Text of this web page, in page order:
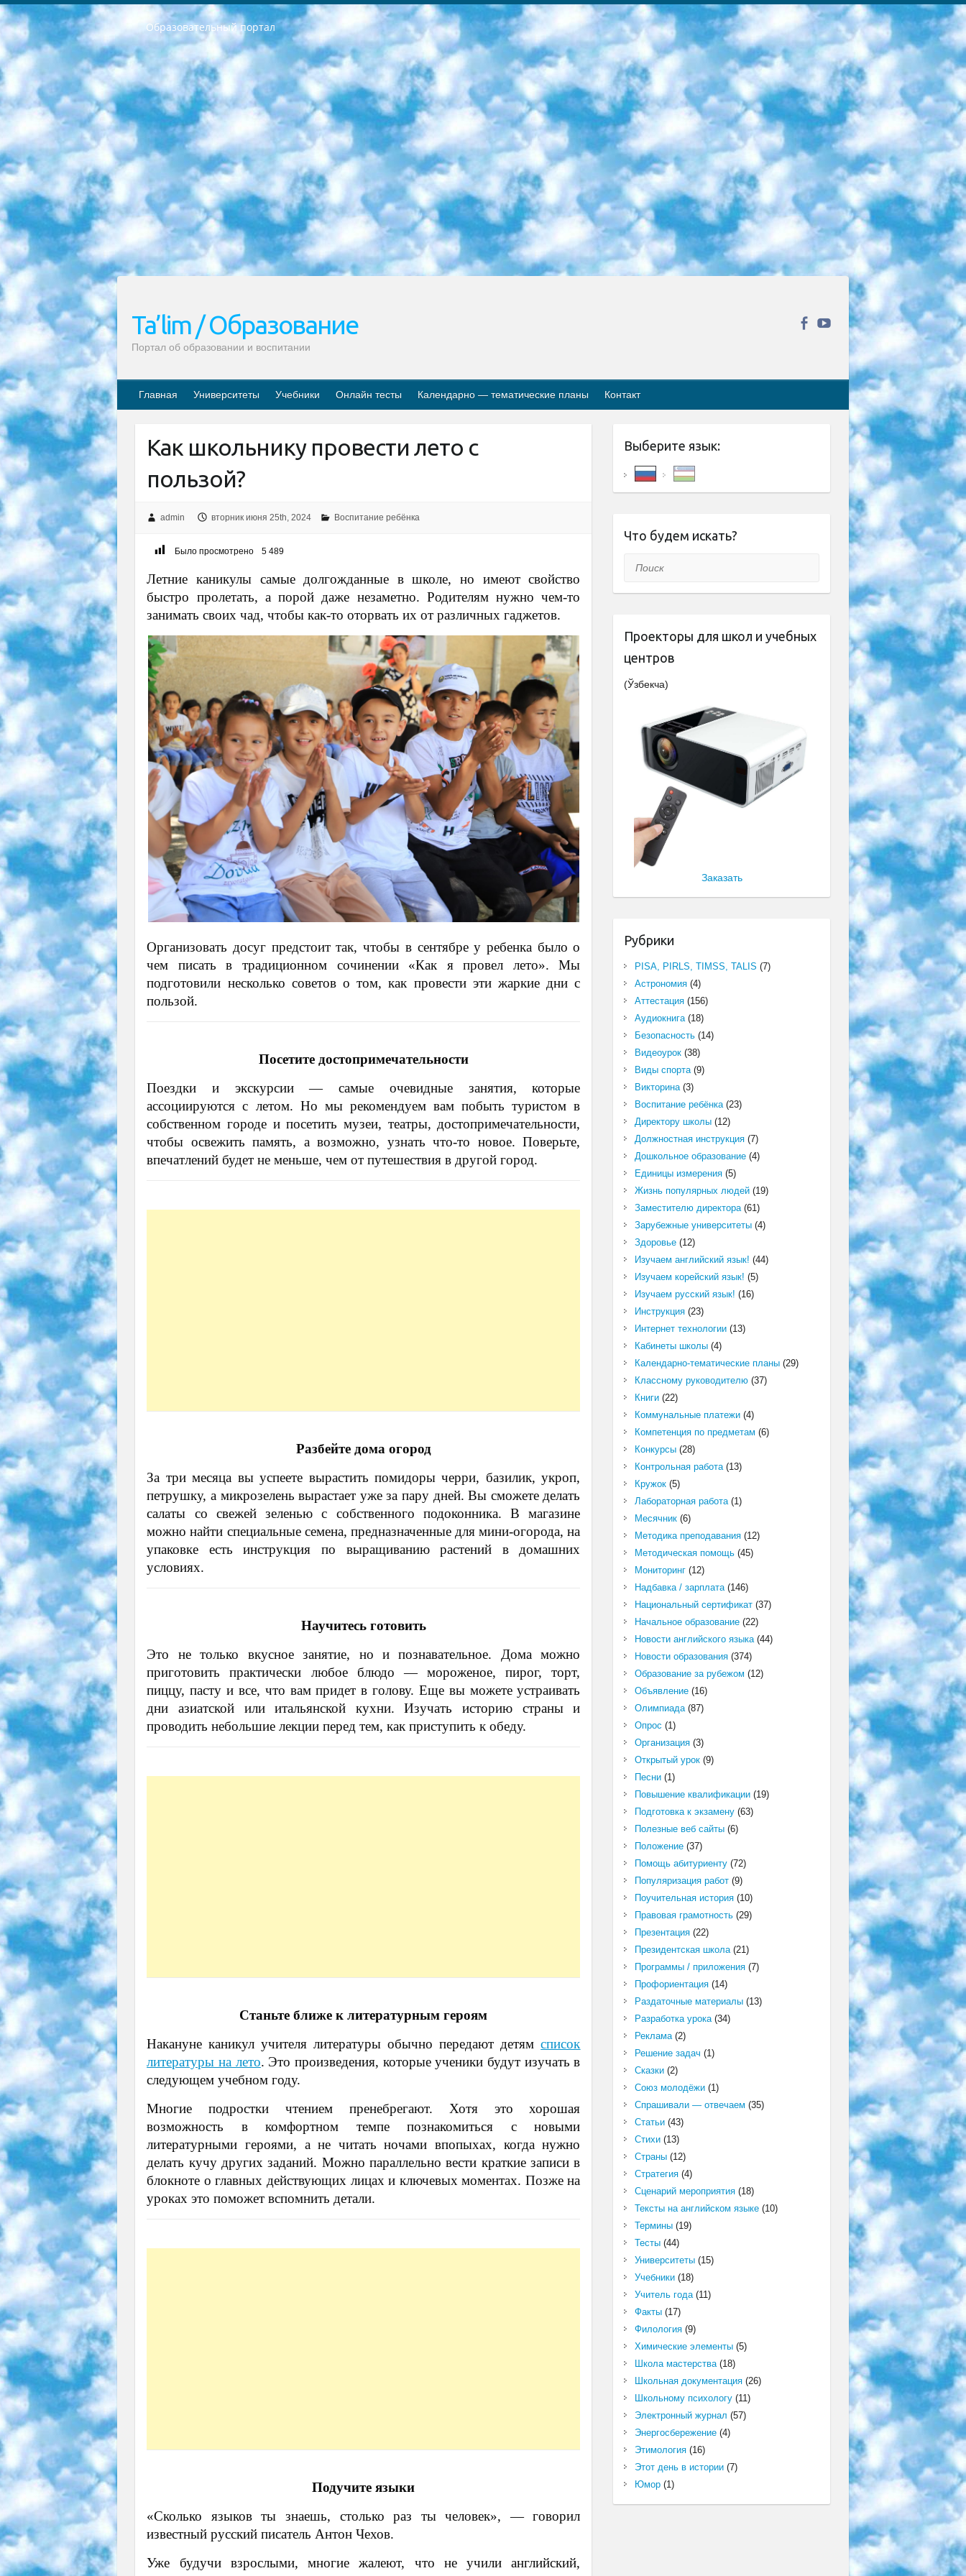
Образовательный портал
РЕСПУБЛИКА УЗБЕКИСТАН МИНИСТРЕРСТВО ДОШКОЛЬНОГО И ШКОЛЬНОГО ОБРАЗОВАНИЯ КОМАНДА в общеобразовательных учреждениях в 2023-2024 учебном году организация и проведение итоговой государственной аттестации обучающихся о Министра дошкольного и школьного образования Республики Узбекистан от 4 марта 2008 года (постановлением Минюста от 20 марта 2008 года № 1778 государственной регистрации) «Итоговое состояние учащихся общего среднего образования на основании положения об утверждении положения об аттестации общего среднего образования выпускной экзамен студентов в образовательных учреждениях в 2023-2024 учебном году В целях организации и прохождения аттестации приказываю: 1. Следующее: перечень предметов, по которым будет проводиться итоговая государственная аттестация и экзамен формы перевода согласно приложению 1; сертификаты международного образца, оценивающие уровень владения иностранными языками перечень согласно приложению 2; 2. Педагогический при специализированных образовательных учреждениях. научно-практический центр квалификации и международной оценки (Д.Давидова) 2024 г. До 25 марта: задания по предметам, по которым будет проводиться итоговая аттестация разработка и утверждение технических условий; итоговая аттестация на основании разработанного предметного задания разработка вопросов по предметам (устно и письменно), экзамен передача; общеобразовательные средние школы и специальные учебные заведения учащиеся выпускных классов школ и интернатов в агентской системе подготовка базы данных экзаменационных материалов и критериев оценки; перевод базы экзаменационных материалов на все языки обучения подать в Республиканский образовательный центр для изготовления; варианты экзаменов на основе разработанных контрольных материалов пусть будут поставлены задачи формирования. 3. Республиканский образовательный центр (Ш.Худайкулов) до 5 апреля 2024 года. до: база данных предоставленных экзаменационных материалов на все языки обучения перевод и экспертиза; для слепых, слабовидящих, глухих, слабослышащих и умственно отсталых детей учащиеся выпускных классов специализированных школ и школ-интернатов база данных экзаменационных материалов на всех преподаваемых языках подготовка критериев оценки; специализированные школы для умственно отсталых детей и технологии для учащихся выпускных классов школ-интернатов разработка соответствующих рекомендаций и критериев проведения ЕГЭ по естествознанию давать задания. 4. Педагогический при специализированных образовательных учреждениях. Научно-практический центр навыков и международной оценки (Д.Давидова), Республика образовательный центр (Худайкулов Ш.) итоговый государственный аттестационный экзамен ориентирован на творческое и логическое мышление при подготовке базы материалов учитывать введение заданий. 5. Следует отметить, что: сертификат государственного образца о знании общеобразовательного предмета и как минимум национальный уровень B1 по предметам на иностранных языках, указанным в Приложении 2. или международно признанный сертификат эквивалентного уровня студенты, изучающие определенный предмет, освобождаются от экзамена; по соответствующим предметам запланирована итоговая государственная аттестация за день до дня, путем жеребьевки Рабочей группой (в письменной форме по предметам, проводимым в форме) из числа сформированных вариантов выбрано 2 варианта; 2 выбранных варианта экзамена анонсированы на официальном сайте министерства и все выпускники по всей стране на основе этих вариантов проводит итоговую государственную аттестацию. 6. Государственное образование учащихся средних общеобразовательных учреждений. знания в соответствии с квалификационными требованиями, которые необходимо приобрести на основании стандартов итоговый (выпускной) контроль для 9 и 11 классов в целях тестирования Экзамены (далее – экзамены) состоят из предметов, перечисленных в приложении 1. будет сделано. 7. Экзамены пройдут с 26 мая по 15 июня 2024 г. (кроме науки физического воспитания). 8. Физическая для учащихся 9 классов общесредних образовательных учреждений. Экзамены по предмету «Образование, квалификация медицина» 1-6 мая 2024 года. сотрудники перевести под присмотр (с отклонениями в физическом или умственном развитии) специализированная школа для детей, школы-интернаты и со сколиозом школы-интернаты санаторного типа для больных детей исключены). 9. Он был слепым, слабовидящим и имел нарушения опорно-двигательного аппарата. экзамены в специализированных школах и интернатах для детей должны проводиться исходя из требований, предъявляемых к общеобразовательным учреждениям (физкультура кроме науки). 10. Специализированная школа для глухих и слабослышащих детей. и экзамены в интернатах и быть реализован в виде письменного теста по математике. 11. Специальность для умственно отсталых детей. Для 9 класса Родной язык и литературное письмо Государственный язык (язык обучения – узбекский). для неклассов) написано Математическое письмо Письменная/устная история Узбекистана Физическое воспитание практично Итоговый контроль Для 11 класса Написание родного языка и литературы (эссе) Математическое письмо Узбекский язык (обучение на узбекском языке) не посещающее общее среднее образование для учреждений)/Образовательное учреждение выбор письменный и устный Иностранный язык письменный/устный Письменная/устная история Узбекистана *По выбору студента:  Химия  Физика  Основы государственного права  География 10 бесплатных образовательных ресурсов - Мы составили подборку онлайн-проектов с интерактивными упражнениями, видеолекциями и статьями. Они помогут вам обрести новые и освежить старые знания бесплатно. 1. «ИНТУИТ» Старейшая образовательная площадка Рунета. Здесь вы найдёте сотни текстовых и видеокурсов на десятки различных тем — от программирования до психологии. Многие курсы подготовлены российскими университетами и крупными международными компаниями вроде Intel и Microsoft. Самостоятельное обучение бесплатное, но желающие могут оплатить услуги персональных наставников. 2. «Смартия» знакомит с актуальными профессиями и подсказывает, как им обучаться. Выбрав заинтересовавшую вас специальность — SMM-специалист, фотограф, веб-дизайнер или другую, — увидите список необходимых для неё умений. Чтобы вы могли освоить их самостоятельно, для каждого умения площадка отображает подборку ссылок на учебные материалы. Хотя «Смартия» ориентируется на русскоязычную аудиторию, часть контента всё же доступна только на английском. 3. «Лекторий Физтеха» Проект Московского физико-технического института (Физтеха). С его помощью вы можете смотреть онлайн серии лекций, записанные на видео в этом вузе. В числе доступных предметов — физика, биология, химия, информационные технологии и другие. К некоторым лекциям администрация ресурса прилагает готовые конспекты, которые можно скачивать в PDF-формате. 4. ITMOcourses Онлайн-площадка Санкт-Петербургского национального исследовательского университета информационных технологий, механики и оптики (ИТМО). Ресурс предоставляет свободный доступ к курсам, разработанным в этом вузе. Каталог материалов разбит на четыре категории: «Оптические системы и технологии», «Приборостроение и робототехника», «Информационные технологии» и «Биотехнологии». Курсы состоят из видеолекций, интерактивных демонстраций и заданий. 5. «КиберЛенинка» Электронная научная библиотека открытого доступа. Каталог площадки регулярно обрастает текстами статей из различных научных изданий. Сгруппированные по журналам и рубрикам публикации можно читать онлайн или скачивать целиком в PDF-формате. Проект нацелен на популяризацию науки за счёт открытого доступа к качественной информации. 6. «ПостНаука» На этом ресурсе публикуют подборки видеолекций, составленные экспертами из разных отраслей и объединённые общими темами. Среди них, к примеру, есть серии «Биоинформатика и геномика», «Культура средневековой Скандинавии» и Cinema Studies о теории кино. Каждая подборка лекций — логически связанная история, рассказанная экспертом от первого лица. Кроме того, на сайте появляются научно-образовательные статьи и тесты на разные темы. 7. «Newочём» Команда проекта «Newочём» отбирает самые интересные тексты из англоязычных СМИ и переводит те из них, за которые голосуют участники сообщества «ВКонтакте». По большей части это научно-популярные статьи. Редакторы придумывают лишь заголовки, в остальном содержание переводов соответствует оригиналам. Полные тексты можно читать прямо в социальной сети. 8. InternetUrok Онлайн-база материалов по основным дисциплинам школьной программы. Информация на сайте структурирована по классам, предметам и темам (урокам). Каждый урок состоит из видеолекций и конспектов. Есть также интерактивные тренажёры и тесты для закрепления пройденного материала. Даже если вы давно окончили школу, возможность повторить программу старших классов всегда может пригодиться. 9. Edutainme Ещё один ресурс об образовании. В отличие от Newtonew, как мне кажется, Edutainme больше ориентируется на представителей индустрии: педагогов, предпринимателей, разработчиков образовательных проектов. Но и любой, кто просто стремится к саморазвитию, найдёт на сайте много полезного и интересного для себя. Например, информацию о новых курсах и образовательных сервисах. 10. Newtonew Онлайн-медиа об образовании и обучении в широком смысле. Авторы Newtonew пишут об инструментах, заведениях, тактиках и стратегиях, которые помогают учить других и получать новые знания самостоятельно. На этой площадке вы найдёте новости, обзоры, аналитические мат
Ta’lim / Образование
Портал об образовании и воспитании
Главная Университеты Учебники Онлайн тесты Календарно — тематические планы Контакт
Как школьнику провести лето с
пользой?
admin вторник июня 25th, 2024 Воспитание ребёнка
Было просмотрено 5 489
Летние каникулы самые долгожданные в школе, но имеют свойство
быстро пролетать, а порой даже незаметно. Родителям нужно чем-то
занимать своих чад, чтобы как-то оторвать их от различных гаджетов.
Организовать досуг предстоит так, чтобы в сентябре у ребенка было о
чем писать в традиционном сочинении «Как я провел лето». Мы
подготовили несколько советов о том, как провести эти жаркие дни с
пользой.
Посетите достопримечательности
Поездки и экскурсии — самые очевидные занятия, которые
ассоциируются с летом. Но мы рекомендуем вам побыть туристом в
собственном городе и посетить музеи, театры, достопримечательности,
чтобы освежить память, а возможно, узнать что-то новое. Поверьте,
впечатлений будет не меньше, чем от путешествия в другой город.
Разбейте дома огород
За три месяца вы успеете вырастить помидоры черри, базилик, укроп,
петрушку, а микрозелень вырастает уже за пару дней. Вы сможете делать
салаты со свежей зеленью с собственного подоконника. В магазине
можно найти специальные семена, предназначенные для мини-огорода, на
упаковке есть инструкция по выращиванию растений в домашних
условиях.
Научитесь готовить
Это не только вкусное занятие, но и познавательное. Дома можно
приготовить практически любое блюдо — мороженое, пирог, торт,
пиццу, пасту и все, что вам придет в голову. Еще вы можете устраивать
дни азиатской или итальянской кухни. Изучать историю страны и
проводить небольшие лекции перед тем, как приступить к обеду.
Станьте ближе к литературным героям
Накануне каникул учителя литературы обычно передают детямсписок
литературы на лето. Это произведения, которые ученики будут изучать в
следующем учебном году.
Многие подростки чтением пренебрегают. Хотя это хорошая
возможность в комфортном темпе познакомиться с новыми
литературными героями, а не читать ночами впопыхах, когда нужно
делать кучу других заданий. Можно параллельно вести краткие записи в
блокноте о главных действующих лицах и ключевых моментах. Позже на
уроках это поможет вспомнить детали.
Подучите языки
«Сколько языков ты знаешь, столько раз ты человек», — говорил
известный русский писатель Антон Чехов.
Уже будучи взрослыми, многие жалеют, что не учили английский,
Выберите язык:
Что будем искать?
Поиск
Проекторы для школ и учебных
центров
(Ўзбекча)
Заказать
Рубрики
PISA, PIRLS, TIMSS, TALIS (7)
Астрономия(4)
Аттестация(156)
Аудиокнига(18)
Безопасность(14)
Видеоурок(38)
Виды спорта(9)
Викторина(3)
Воспитание ребёнка(23)
Директору школы(12)
Должностная инструкция(7)
Дошкольное образование(4)
Единицы измерения(5)
Жизнь популярных людей(19)
Заместителю директора(61)
Зарубежные университеты(4)
Здоровье(12)
Изучаем английский язык! (44)
Изучаем корейский язык! (5)
Изучаем русский язык! (16)
Инструкция(23)
Интернет технологии(13)
Кабинеты школы(4)
Календарно-тематические планы(29)
Классному руководителю(37)
Книги(22)
Коммунальные платежи(4)
Компетенция по предметам (6)
Конкурсы(28)
Контрольная работа(13)
Кружок(5)
Лабораторная работа(1)
Месячник(6)
Методика преподавания(12)
Методическая помощь(45)
Мониторинг(12)
Надбавка / зарплата(146)
Национальный сертификат(37)
Начальное образование(22)
Новости английского языка(44)
Новости образования(374)
Образование за рубежом (12)
Объявление(16)
Олимпиада(87)
Опрос (1)
Организация(3)
Открытый урок(9)
Песни(1)
Повышение квалификации(19)
Подготовка к экзамену(63)
Полезные веб сайты(6)
Положение(37)
Помощь абитуриенту(72)
Популяризация работ(9)
Поучительная история(10)
Правовая грамотность(29)
Презентация(22)
Президентская школа(21)
Программы / приложения(7)
Профориентация(14)
Раздаточные материалы(13)
Разработка урока(34)
Реклама(2)
Решение задач (1)
Сказки(2)
Союз молодёжи(1)
Спрашивали — отвечаем (35)
Статьи(43)
Стихи(13)
Страны(12)
Стратегия(4)
Сценарий мероприятия(18)
Тексты на английском языке(10)
Термины(19)
Тесты(44)
Университеты(15)
Учебники(18)
Учитель года(11)
Факты(17)
Филология(9)
Химические элементы(5)
Школа мастерства(18)
Школьная документация(26)
Школьному психологу(11)
Электронный журнал (57)
Энергосбережение(4)
Этимология(16)
Этот день в истории(7)
Юмор(1)